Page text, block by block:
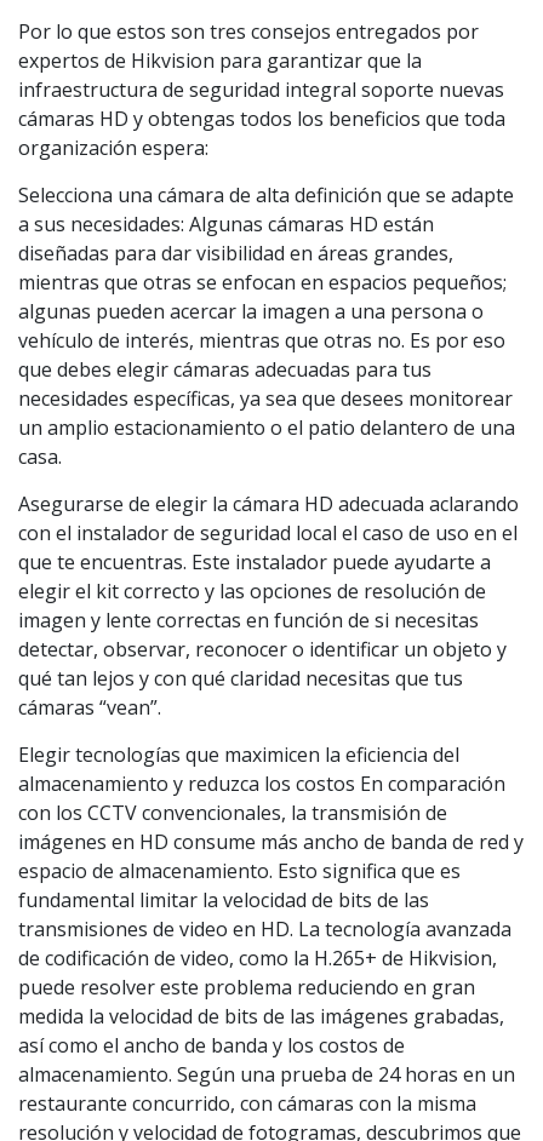
Por lo que estos son tres consejos entregados por
expertos de Hikvision para garantizar que la
infraestructura de seguridad integral soporte nuevas
cámaras HD y obtengas todos los beneficios que toda
organización espera:
Selecciona una cámara de alta definición que se adapte
a sus necesidades: Algunas cámaras HD están
diseñadas para dar visibilidad en áreas grandes,
mientras que otras se enfocan en espacios pequeños;
algunas pueden acercar la imagen a una persona o
vehículo de interés, mientras que otras no. Es por eso
que debes elegir cámaras adecuadas para tus
necesidades específicas, ya sea que desees monitorear
un amplio estacionamiento o el patio delantero de una
casa.
Asegurarse de elegir la cámara HD adecuada aclarando
con el instalador de seguridad local el caso de uso en el
que te encuentras. Este instalador puede ayudarte a
elegir el kit correcto y las opciones de resolución de
imagen y lente correctas en función de si necesitas
detectar, observar, reconocer o identificar un objeto y
qué tan lejos y con qué claridad necesitas que tus
cámaras “vean”.
Elegir tecnologías que maximicen la eficiencia del
almacenamiento y reduzca los costos En comparación
con los CCTV convencionales, la transmisión de
imágenes en HD consume más ancho de banda de red y
espacio de almacenamiento. Esto significa que es
fundamental limitar la velocidad de bits de las
transmisiones de video en HD. La tecnología avanzada
de codificación de video, como la H.265+ de Hikvision,
puede resolver este problema reduciendo en gran
medida la velocidad de bits de las imágenes grabadas,
así como el ancho de banda y los costos de
almacenamiento. Según una prueba de 24 horas en un
restaurante concurrido, con cámaras con la misma
resolución y velocidad de fotogramas, descubrimos que